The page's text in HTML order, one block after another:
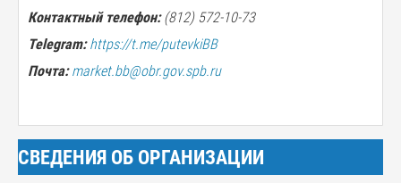
Контактный телефон:(812) 572-10-73
Telegram:https://t.me/putevkiBB
Почта: market.bb@obr.gov.spb.ru
СВЕДЕНИЯ ОБ ОРГАНИЗАЦИИ